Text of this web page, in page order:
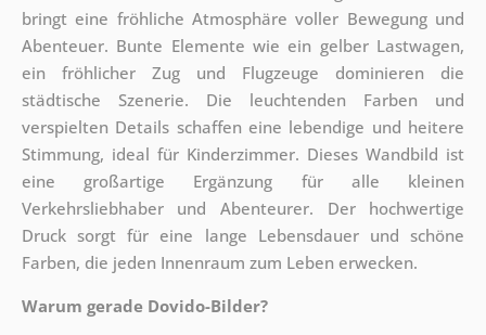
bringt eine fröhliche Atmosphäre voller Bewegung und
Abenteuer. Bunte Elemente wie ein gelber Lastwagen,
ein fröhlicher Zug und Flugzeuge dominieren die
städtische Szenerie. Die leuchtenden Farben und
verspielten Details schaffen eine lebendige und heitere
Stimmung, ideal für Kinderzimmer. Dieses Wandbild ist
eine großartige Ergänzung für alle kleinen
Verkehrsliebhaber und Abenteurer. Der hochwertige
Druck sorgt für eine lange Lebensdauer und schöne
Farben, die jeden Innenraum zum Leben erwecken.
Warum gerade Dovido-Bilder?